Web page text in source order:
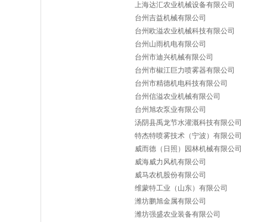
上海达汇农业机械设备有限公司
台州吉益机械有限公司
台州欧溢农业机械科技有限公司
台州山雨机电有限公司
台州市迪兴机械有限公司
台州市椒江巨力喷雾器有限公司
台州市精德机电科技有限公司
台州信溢农业机械有限公司
台州旭农泵业有限公司
汤阴县禹龙节水灌溉科技有限公司
特杰特喷雾技术（宁波）有限公司
威而德（日照）园林机械有限公司
威海威力风机有限公司
威马农机股份有限公司
维蒙特工业（山东）有限公司
潍坊鹏旭金属有限公司
潍坊强盛农业装备有限公司